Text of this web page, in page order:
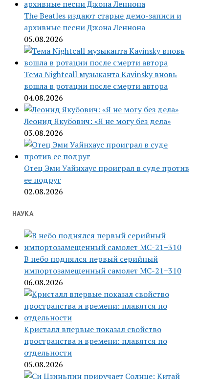
The Beatles издают старые демо-записи и
архивные песни Джона Леннона
05.08.2026
Тема Nightcall музыканта Kavinsky вновь
вошла в ротации после смерти автора
04.08.2026
Леонид Якубович: «Я не могу без дела»
03.08.2026
Отец Эми Уайнхаус проиграл в суде против
ее подруг
02.08.2026
НАУКА
В небо поднялся первый серийный
импортозамещенный самолет МС-21−310
06.08.2026
Кристалл впервые показал свойство
пространства и времени: плавятся по
отдельности
05.08.2026